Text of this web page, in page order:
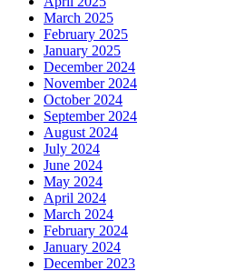
March 2025
February 2025
January 2025
December 2024
November 2024
October 2024
September 2024
August 2024
July 2024
June 2024
May 2024
April 2024
March 2024
February 2024
January 2024
December 2023